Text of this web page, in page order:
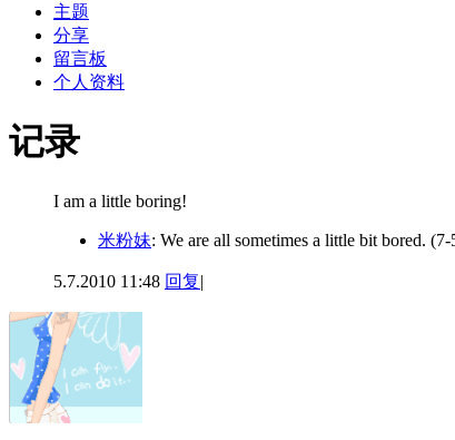
主题
分享
留言板
个人资料
记录
I am a little boring!
米粉妹: We are all sometimes a little bit bored. (7-
5.7.2010 11:48 回复|